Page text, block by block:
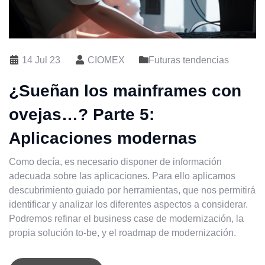
14 Jul 23 CIOMEX Futuras tendencias
¿Sueñan los mainframes con
ovejas…? Parte 5:
Aplicaciones modernas
Como decía, es necesario disponer de información
adecuada sobre las aplicaciones. Para ello aplicamos
descubrimiento guiado por herramientas, que nos permitirá
identificar y analizar los diferentes aspectos a considerar.
Podremos refinar el business case de modernización, la
propia solución to-be, y el roadmap de modernización.